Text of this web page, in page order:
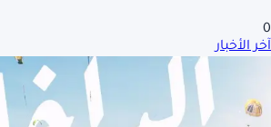
0
آخر الأخبار